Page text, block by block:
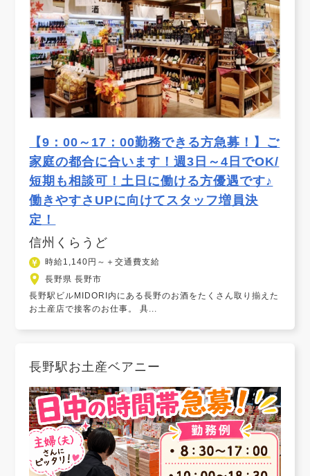
【9：00～17：00勤務できる方急募！】ご
家庭の都合に合います！週3日～4日でOK/
短期も相談可！土日に働ける方優遇です♪
働きやすさUPに向けてスタッフ増員決
定！
信州くらうど
時給1,140円～＋交通費支給
長野県 長野市
長野駅ビルMIDORI内にある長野のお酒をたくさん取り揃えた
お土産店で接客のお仕事。 具...
長野駅お土産ベアニー